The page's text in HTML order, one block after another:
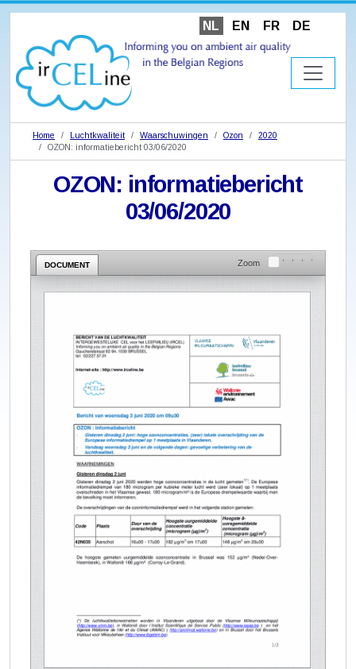
NL EN FR DE
Home Luchtkwaliteit Waarschuwingen Ozon
2020
OZON: informatiebericht 03/06/2020
OZON: informatiebericht
03/06/2020
DOCUMENT Zoom